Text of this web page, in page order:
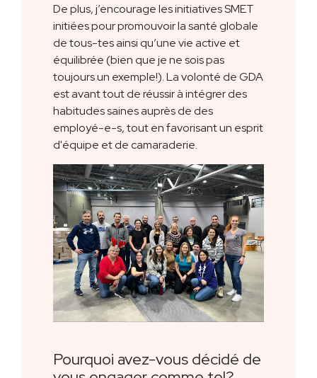
De plus, j’encourage les initiatives SMET
initiées pour promouvoir la santé globale
de tous-tes ainsi qu’une vie active et
équilibrée (bien que je ne sois pas
toujours un exemple!). La volonté de GDA
est avant tout de réussir à intégrer des
habitudes saines auprès de des
employé-e-s, tout en favorisant un esprit
d'équipe et de camaraderie.
Pourquoi avez-vous décidé de